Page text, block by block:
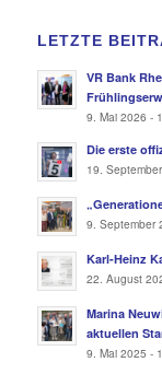
LETZTE
VR Bank
9. Mai 2026 -
Die erste
19.
9. September
Karl-Heinz
22. August
Marina
aktuellen
9. Mai 2025 -